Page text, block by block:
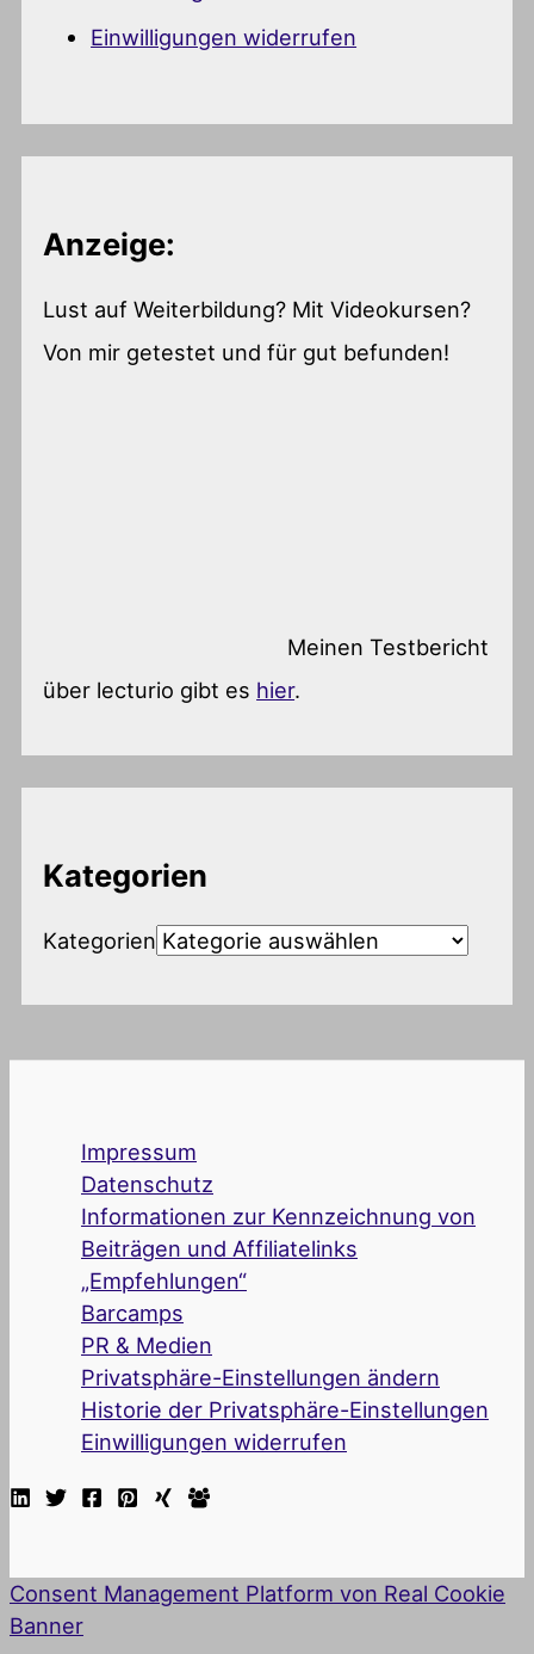
Einwilligungen widerrufen
Anzeige:
Lust auf Weiterbildung? Mit Videokursen?
Von mir getestet und für gut befunden!
Meinen Testbericht
über lecturio gibt es hier.
Kategorien
Kategorien
Impressum
Datenschutz
Informationen zur Kennzeichnung von
Beiträgen und Affiliatelinks
„Empfehlungen“
Barcamps
PR & Medien
Privatsphäre-Einstellungen ändern
Historie der Privatsphäre-Einstellungen
Einwilligungen widerrufen
Consent Management Platform von Real Cookie
Banner